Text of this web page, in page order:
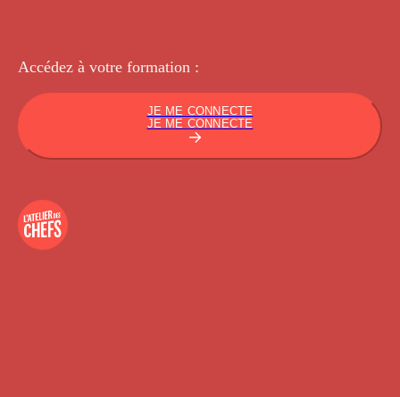
Accédez à votre formation :
JE ME CONNECTE
JE ME CONNECTE